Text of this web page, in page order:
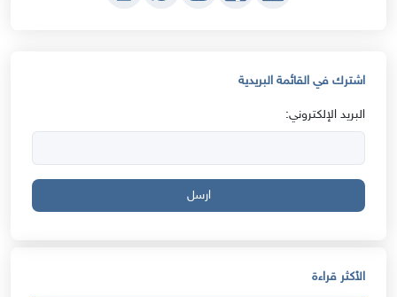
اشترك في القائمة البريدية
البريد الإلكتروني:
ارسل
الأكثر قراءة